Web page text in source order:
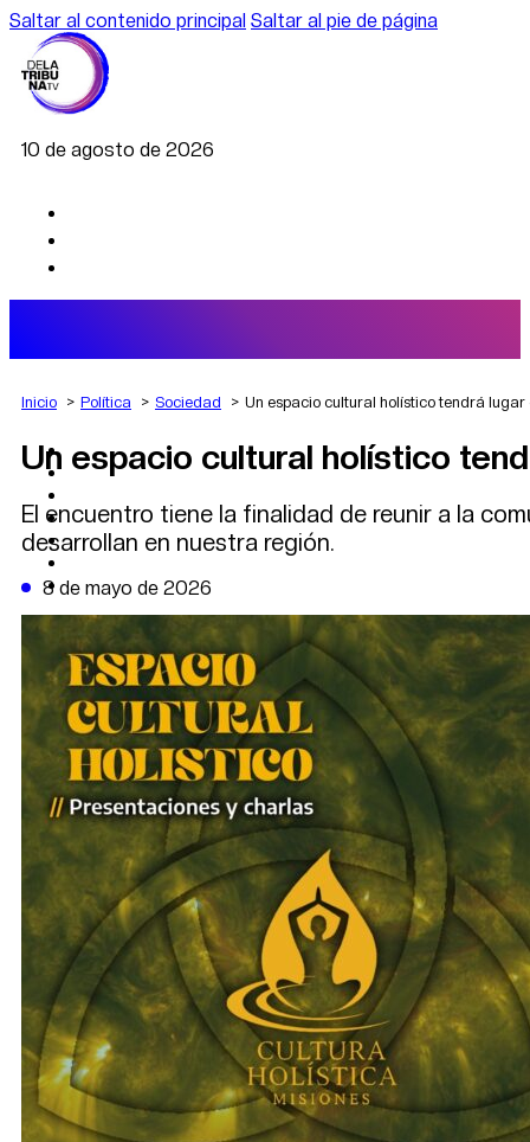
Saltar al contenido principal Saltar al pie de página
10 de agosto de 2026
AGRO
DEPORTES
POLÍTICA
CAMBIO CLIMÁTICO
DE LA TRIBUNA TV
Inicio Política Sociedad Un espacio cultural holístico tendrá lugar
Un espacio cultural holístico
El encuentro tiene la finalidad de reunir a la
desarrollan en nuestra región.
8 de mayo de 2026